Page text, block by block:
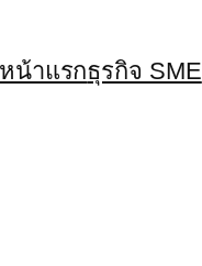
หน้าแรกธุรกิจ SME